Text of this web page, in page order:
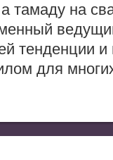
тамаду на
тенденции и
для